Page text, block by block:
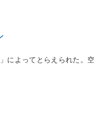
によってとらえられた。